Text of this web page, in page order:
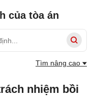
của tòa án
Tìm nâng cao
nhiệm bồi